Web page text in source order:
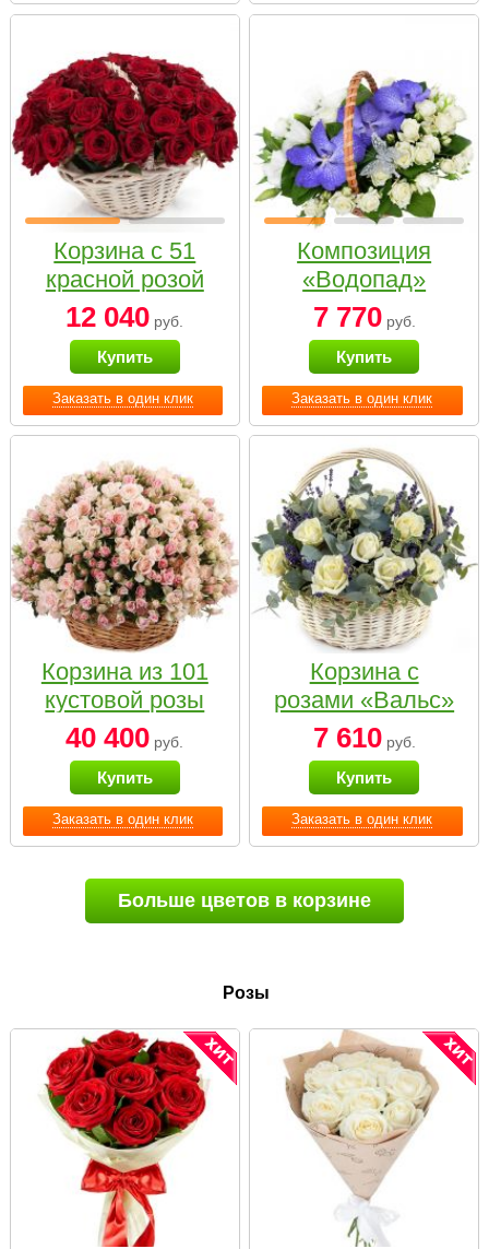
Заказать в один клик
Корзина с 51
красной розой
12 040 руб.
Купить
Заказать в один клик
Композиция
«Водопад»
7 770руб.
Купить
Заказать в один клик
Корзина из 101
кустовой розы
нежных тонов
40 400 руб.
Купить
Заказать в один клик
Корзина с
розами «Вальс»
7 610руб.
Купить
Больше цветов в корзине
Розы